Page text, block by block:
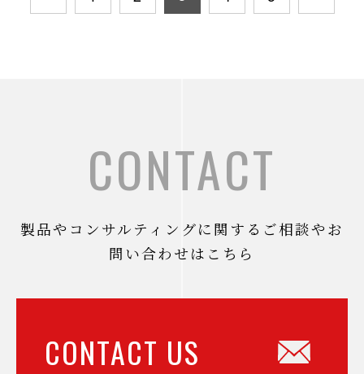
CONTACT
製品やコンサルティングに関するご相談やお
問い合わせはこちら
CONTACT US